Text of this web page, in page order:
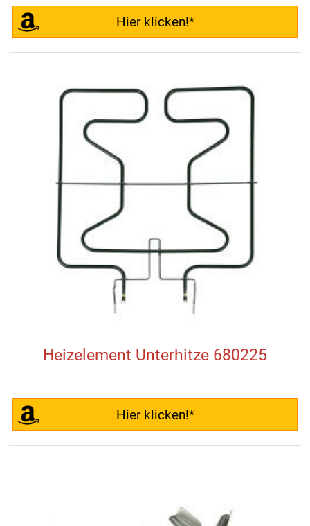
Hier klicken!*
Heizelement Unterhitze 680225
Hier klicken!*